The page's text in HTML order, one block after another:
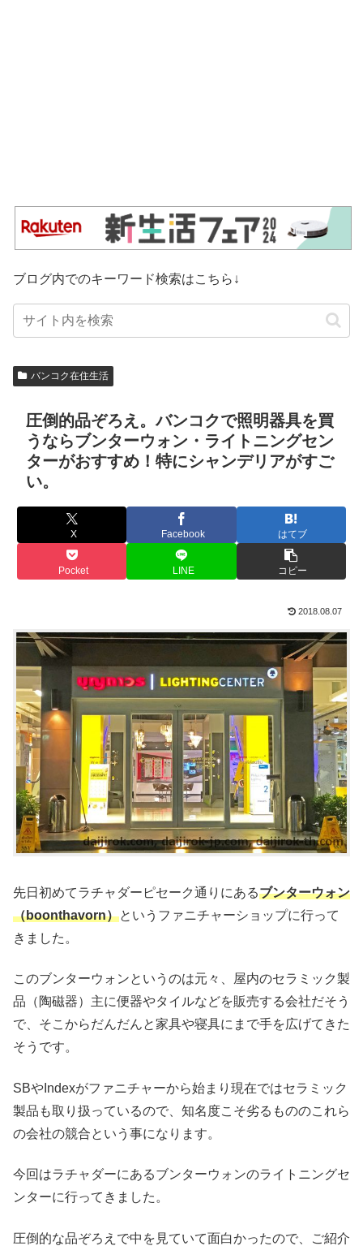
ブログ内でのキーワード検索はこちら↓
バンコク在住生活
圧倒的品ぞろえ。バンコクで照明器具を買
うならブンターウォン・ライトニングセン
ターがおすすめ！特にシャンデリアがすご
い。
X Facebook はてブ
Pocket LINE コピー
2018.08.07
先日初めてラチャダーピセーク通りにあるブンターウォン
（boonthavorn）というファニチャーショップに行って
きました。
このブンターウォンというのは元々、屋内のセラミック製
品（陶磁器）主に便器やタイルなどを販売する会社だそう
で、そこからだんだんと家具や寝具にまで手を広げてきた
そうです。
SBやIndexがファニチャーから始まり現在ではセラミック
製品も取り扱っているので、知名度こそ劣るもののこれら
の会社の競合という事になります。
今回はラチャダーにあるブンターウォンのライトニングセ
ンターに行ってきました。
圧倒的な品ぞろえで中を見ていて面白かったので、ご紹介